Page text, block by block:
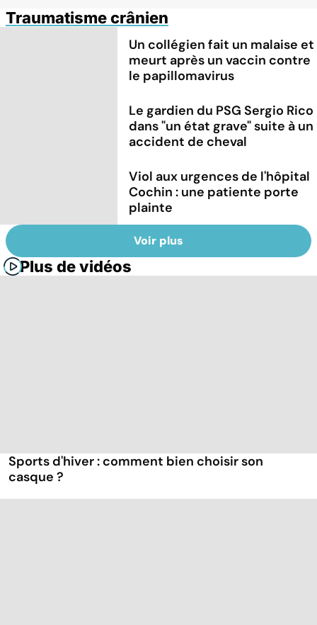
Traumatisme crânien
Un collégien fait un malaise et
meurt après un vaccin contre
le papillomavirus
Le gardien du PSG Sergio Rico
dans "un état grave" suite à un
accident de cheval
Viol aux urgences de l'hôpital
Cochin : une patiente porte
plainte
Voir plus
Plus de vidéos
Sports d'hiver : comment bien choisir son
casque ?